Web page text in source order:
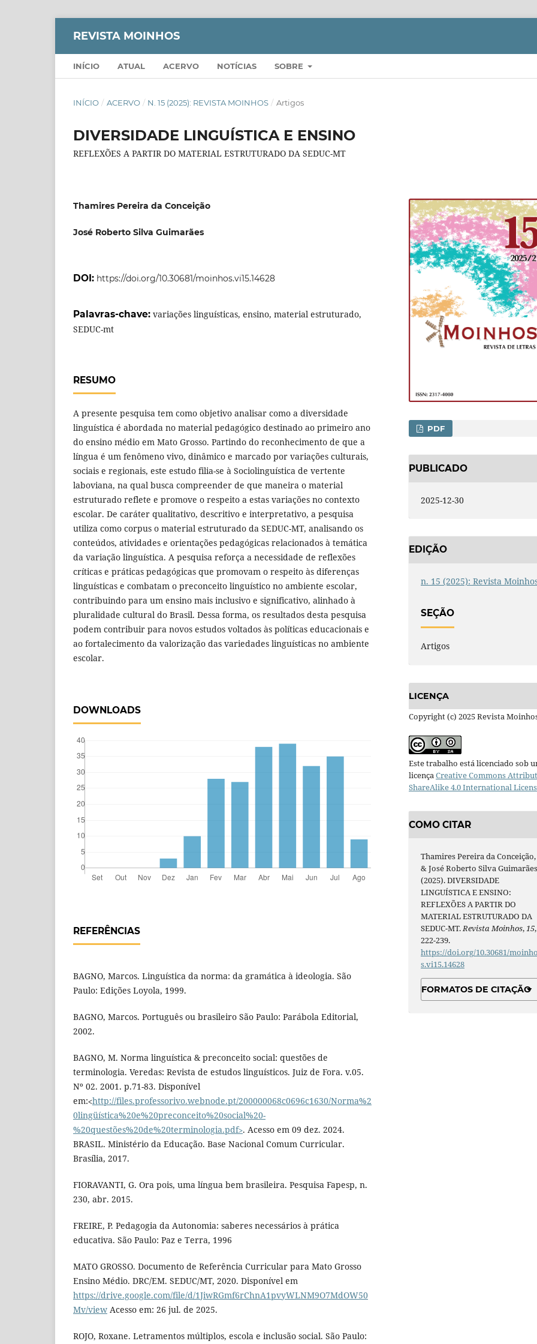
REVISTA MOINHOS
INÍCIO ATUAL ACERVO NOTÍCIAS SOBRE
INÍCIO / ACERVO / N. 15 (2025): REVISTA MOINHOS / Artigos
DIVERSIDADE LINGUÍSTICA E ENSINO
REFLEXÕES A PARTIR DO MATERIAL ESTRUTURADO DA SEDUC-MT
Thamires Pereira da Conceição
José Roberto Silva Guimarães
DOI: https://doi.org/10.30681/moinhos.vi15.14628
Palavras-chave: variações linguísticas, ensino, material estruturado,
SEDUC-mt
RESUMO
A presente pesquisa tem como objetivo analisar como a diversidade
linguística é abordada no material pedagógico destinado ao primeiro ano
do ensino médio em Mato Grosso. Partindo do reconhecimento de que a
língua é um fenômeno vivo, dinâmico e marcado por variações culturais,
sociais e regionais, este estudo filia-se à Sociolinguística de vertente
laboviana, na qual busca compreender de que maneira o material
estruturado reflete e promove o respeito a estas variações no contexto
escolar. De caráter qualitativo, descritivo e interpretativo, a pesquisa
utiliza como corpus o material estruturado da SEDUC-MT, analisando os
conteúdos, atividades e orientações pedagógicas relacionados à temática
da variação linguística. A pesquisa reforça a necessidade de reflexões
críticas e práticas pedagógicas que promovam o respeito às diferenças
linguísticas e combatam o preconceito linguístico no ambiente escolar,
contribuindo para um ensino mais inclusivo e significativo, alinhado à
pluralidade cultural do Brasil. Dessa forma, os resultados desta pesquisa
podem contribuir para novos estudos voltados às políticas educacionais e
ao fortalecimento da valorização das variedades linguísticas no ambiente
escolar.
DOWNLOADS
REFERÊNCIAS
BAGNO, Marcos. Linguística da norma: da gramática à ideologia. São
Paulo: Edições Loyola, 1999.
BAGNO, Marcos. Português ou brasileiro São Paulo: Parábola Editorial,
2002.
BAGNO, M. Norma linguística & preconceito social: questões de
terminologia. Veredas: Revista de estudos linguísticos. Juiz de Fora. v.05.
Nº 02. 2001. p.71-83. Disponível
em:˂http://files.professorivo.webnode.pt/200000068c0696c1630/Norma%2
0lingüística%20e%20preconceito%20social%20-
%20questões%20de%20terminologia.pdf˃. Acesso em 09 dez. 2024.
BRASIL. Ministério da Educação. Base Nacional Comum Curricular.
Brasília, 2017.
FIORAVANTI, G. Ora pois, uma língua bem brasileira. Pesquisa Fapesp, n.
230, abr. 2015.
FREIRE, P. Pedagogia da Autonomia: saberes necessários à prática
educativa. São Paulo: Paz e Terra, 1996
MATO GROSSO. Documento de Referência Curricular para Mato Grosso
Ensino Médio. DRC/EM. SEDUC/MT, 2020. Disponível em
https://drive.google.com/file/d/1JiwRGmf6rChnA1pvyWLNM9O7MdOW50
Mv/view Acesso em: 26 jul. de 2025.
ROJO, Roxane. Letramentos múltiplos, escola e inclusão social. São Paulo:
PDF
PUBLICADO
2025-12-30
EDIÇÃO
n. 15 (2025): Revista
SEÇÃO
Artigos
LICENÇA
Copyright (c) 2025 Revista
Este trabalho está licenciado sob
licençaCreative Commons
ShareAlike 4.0 International
COMO CITAR
Thamires Pereira da Conceição,
& José Roberto Silva
(2025). DIVERSIDADE
LINGUÍSTICA E ENSINO:
REFLEXÕES A PARTIR DO
MATERIAL ESTRUTURADO DA
SEDUC-MT.Revista Moinhos,15,
222-239.
https://doi.org/10.30681/
s.vi15.14628
FORMATOS DE CITAÇÃO